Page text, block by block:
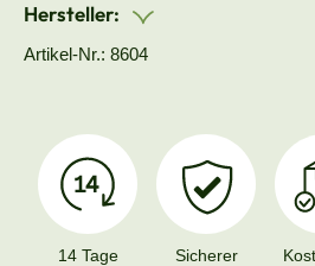
Hersteller:
Artikel-Nr.: 8604
14 Tage
Sicherer